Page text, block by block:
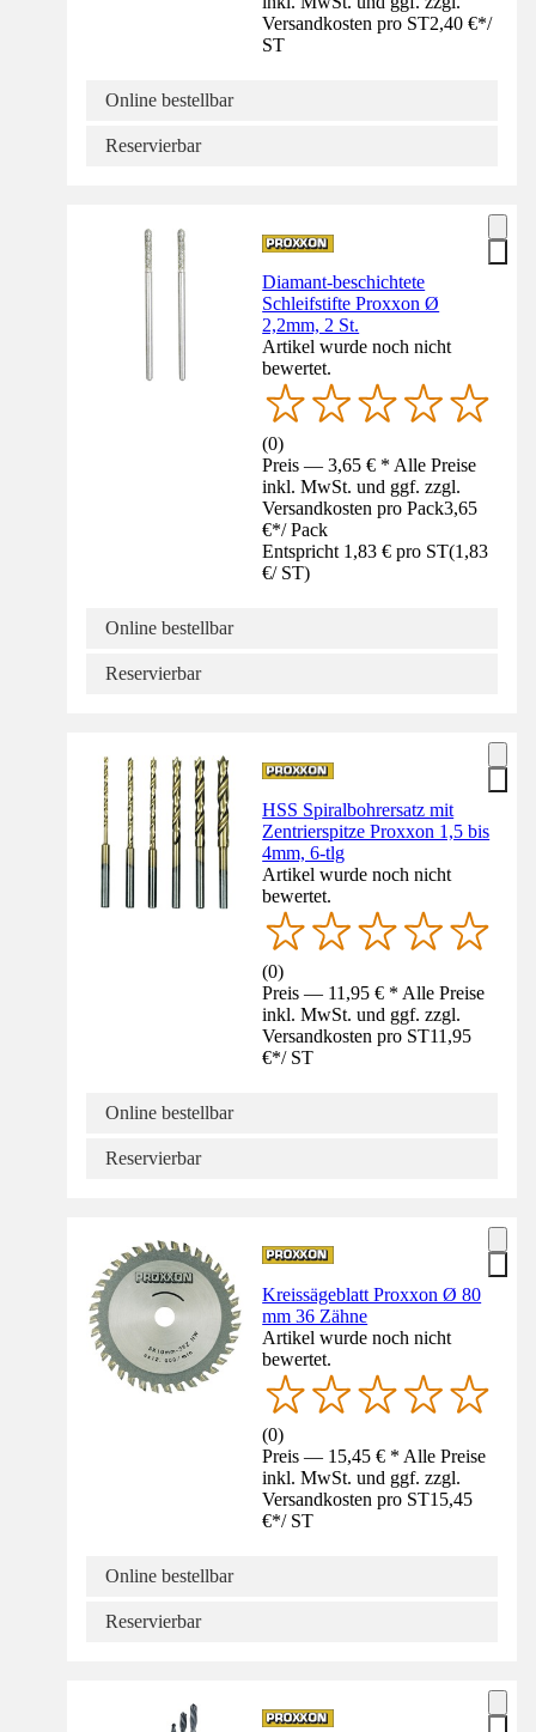
Versandkosten pro ST2,40 €*/
ST
Online bestellbar
Reservierbar
Diamant-beschichtete
Schleifstifte Proxxon Ø
2,2mm, 2 St.
Artikel wurde noch nicht
bewertet.
(0)
Preis — 3,65 € * Alle Preise
inkl. MwSt. und ggf. zzgl.
Versandkosten pro Pack3,65
€*/ Pack
Entspricht 1,83 € pro ST(1,83
€/ ST)
Online bestellbar
Reservierbar
HSS Spiralbohrersatz mit
Zentrierspitze Proxxon 1,5 bis
4mm, 6-tlg
Artikel wurde noch nicht
bewertet.
(0)
Preis — 11,95 € * Alle Preise
inkl. MwSt. und ggf. zzgl.
Versandkosten pro ST11,95
€*/ ST
Online bestellbar
Reservierbar
Kreissägeblatt Proxxon Ø 80
mm 36 Zähne
Artikel wurde noch nicht
bewertet.
(0)
Preis — 15,45 € * Alle Preise
inkl. MwSt. und ggf. zzgl.
Versandkosten pro ST15,45
€*/ ST
Online bestellbar
Reservierbar